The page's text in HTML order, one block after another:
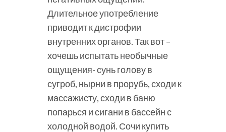
Длительное употребление
приводит к дистрофии
внутренних органов. Так вот –
хочешь испытать необычные
ощущения- сунь голову в
сугроб, нырни в прорубь, сходи к
массажисту, сходи в баню
попарься и сигани в бассейн с
холодной водой. Сочи купить